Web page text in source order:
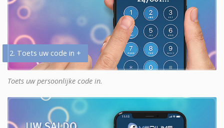
2. Toets uw code in +
Toets uw persoonlijke code in.